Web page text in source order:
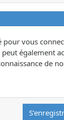
vous
également
de